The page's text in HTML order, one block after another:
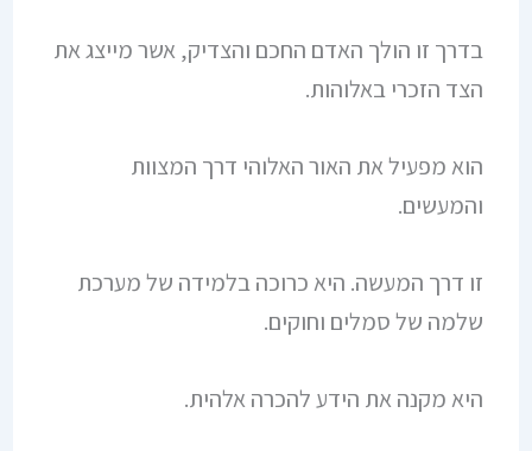
בדרך זו הולך האדם החכם והצדיק, אשר מייצג את
הצד הזכרי באלוהות.
הוא מפעיל את האור האלוהי דרך המצוות
והמעשים.
זו דרך המעשה. היא כרוכה בלמידה של מערכת
שלמה של סמלים וחוקים.
היא מקנה את הידע להכרה אלהית.